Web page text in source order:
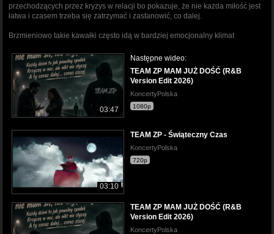
przechodzących przez kryzys w relacji bo pokazuje, że nie każda miłość jest
łatwa i czasem trzeba się zatrzymać i zastanowić, co dalej.
Brzmieniowo takie kawałki często idą w bardziej emocjonalny klimat
03:47
Następne wideo:
TEAM ZP MAM JUŻ DOŚĆ (R&B
Version Edit 2026)
KoncertyPolska
1080p
03:10
TEAM ZP - Świąteczny Czas
KoncertyPolska
720p
TEAM ZP MAM JUŻ DOŚĆ (R&B
Version Edit 2026)
KoncertyPolska